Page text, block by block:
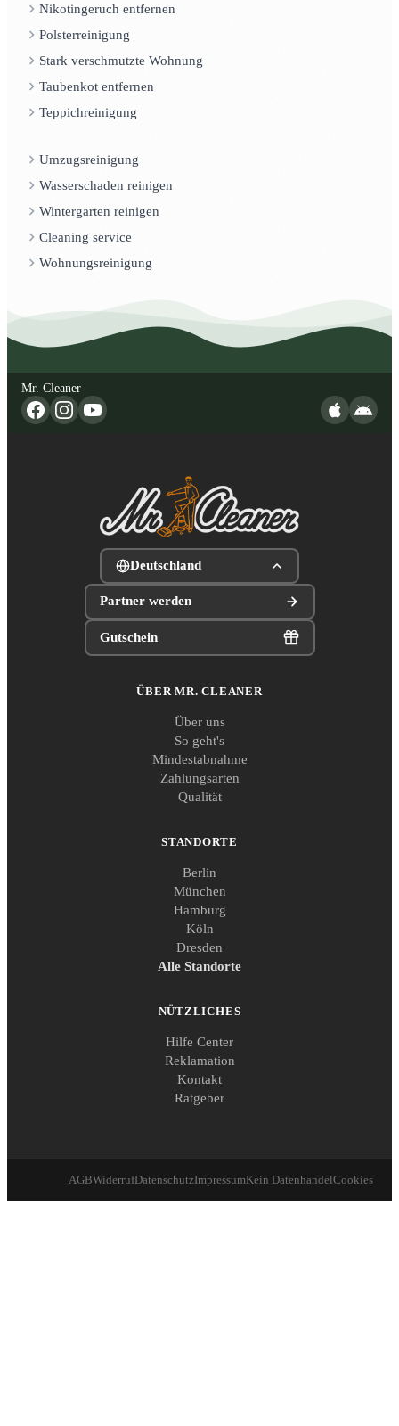
Nikotingeruch entfernen
Polsterreinigung
Stark verschmutzte Wohnung
Taubenkot entfernen
Teppichreinigung
Umzugsreinigung
Wasserschaden reinigen
Wintergarten reinigen
Cleaning service
Wohnungsreinigung
Mr. Cleaner
Deutschland
Partner werden
Gutschein
ÜBER MR. CLEANER
Über uns
So geht's
Mindestabnahme
Zahlungsarten
Qualität
STANDORTE
Berlin
München
Hamburg
Köln
Dresden
Alle Standorte
NÜTZLICHES
Hilfe Center
Reklamation
Kontakt
Ratgeber
AGBWiderrufDatenschutzImpressumKein DatenhandelCookies